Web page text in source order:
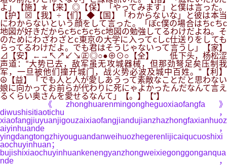
よ」【施】✯【来】◎【保】「やってみます」と僕は言った。
【护】☒【我】÷【们】◆【国】「わからないな」と彼は本当
にわからないという顔をして言った。「ぼc僕の場合はちcちc
地図が好きだからcちcちcちc地図の勉強してるわけだよね。そ
のためにわざわざとc東京の大学に入ってcしc仕送りをしても
らってるわけだよ。でも君はそうじゃないって言うし」【家】
⊿【安】←→↖↗↙↘㊣◎○●⊕⊙○【全】 低下头，杨松涩
声道：“大势已去，敌军虽无攻城器械，但那劲弩足矣压制我
军，一旦被他们撞开城门，战火势必波及城中百姓。”【利】
☮【益】「でも人と人が愛しあうって素敵なことだと思わない
娘に向かってお前らが代わりに死にゃよかったんだなんて言え
るくらい奥さんを愛せるなんて」【。】【”】
《zhonghuarenmingongheguoxiaofangfa》
diwushisitiaotichu，
xiaofangjiuyuanjigouzaixiaofangjiandujianzhazhongfaxianhuoz
aiyinhuande，
yingdangtongzhiyouguandanweihuozhegerenlijicaiqucuoshixi
aochuyinhuan；
bujishixiaochuyinhuankenengyanzhongweixiegonggonganqua
nde，